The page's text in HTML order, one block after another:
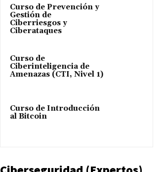
Curso de Prevención y
Gestión de
Ciberriesgos y
Ciberataques
Curso de
Ciberinteligencia de
Amenazas (CTI, Nivel 1)
Curso de Introducción
al Bitcoin